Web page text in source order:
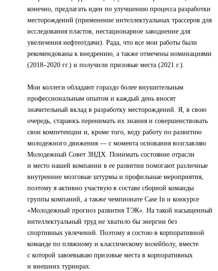
конечно, предлагать идеи по улучшению процесса разработки
месторождений (применение интеллектуальных трассеров для
исследования пластов, нестационарное заводнение для
увеличения нефтеотдачи). Рада, что все мои работы были
рекомендованы к внедрению, а также отмечены номинациями
(2018–2020 гг.) и получили призовые места (2021 г.).
Мои коллеги обладают гораздо более внушительным
профессиональным опытом и каждый день вносят
значительный вклад в разработку месторождений. Я, в свою
очередь, стараюсь перенимать их знания и совершенствовать
свои компетенции и, кроме того, веду работу по развитию
молодежного движения — с момента основания возглавляю
Молодежный Совет ЗНДХ. Понимать состояние отрасли
и место нашей компании в ее развитии помогают различные
внутренние мозговые штурмы и профильные мероприятия,
поэтому я активно участвую в составе сборной команды
группы компаний, а также чемпионате Case In и конкурсе
«Молодежный прогноз развития ТЭК». На такой насыщенный
интеллектуальный труд не хватило бы энергии без
спортивных увлечений. Поэтому я состою в корпоративной
команде по пляжному и классическому волейболу, вместе
с которой завоевываю призовые места в корпоративных
и внешних турнирах.